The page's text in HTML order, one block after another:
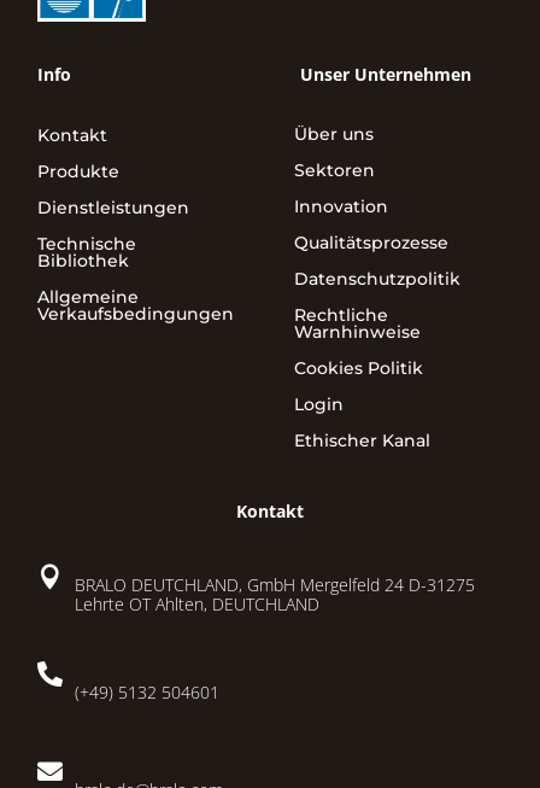
Info
Kontakt
Produkte
Dienstleistungen
Technische
Bibliothek
Allgemeine
Verkaufsbedingungen
Unser Unternehmen
Über uns
Sektoren
Innovation
Qualitätsprozesse
Datenschutzpolitik
Rechtliche
Warnhinweise
Cookies Politik
Login
Ethischer Kanal
Kontakt

BRALO DEUTCHLAND, GmbH Mergelfeld 24 D-31275
Lehrte OT Ahlten, DEUTCHLAND

(+49) 5132 504601
